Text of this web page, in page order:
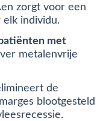
en zorgt voor een
elk individu.
met
metalenvrije
de
blootgesteld